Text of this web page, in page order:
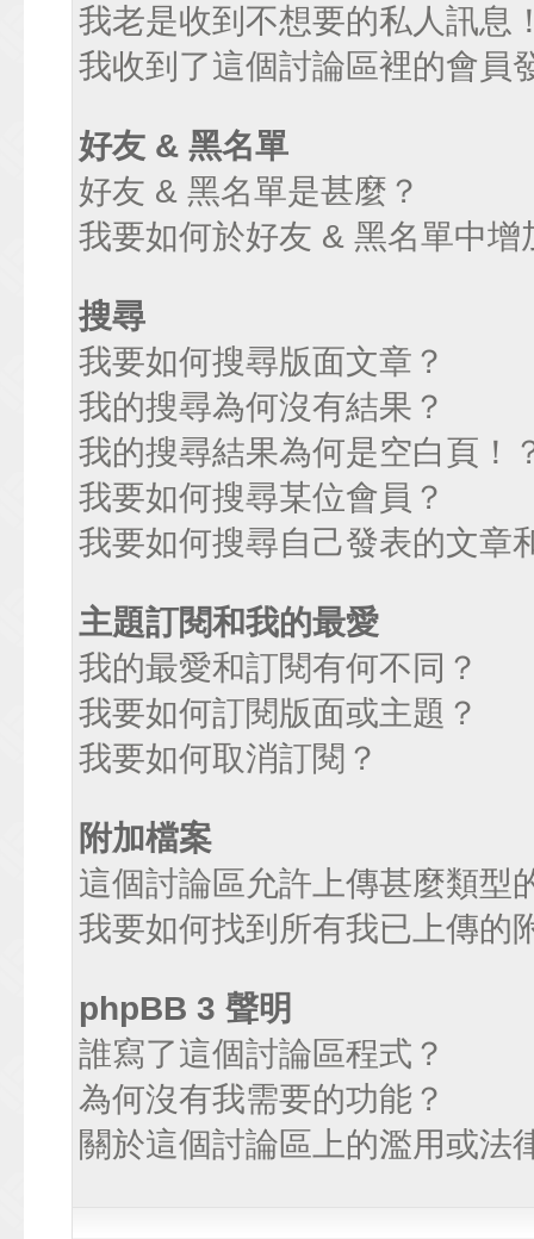
我老是收到不想要的私人訊息
我收到了這個討論區裡的會員
好友 & 黑名單
好友 & 黑名單是甚麼？
我要如何於好友 & 黑名單中增
搜尋
我要如何搜尋版面文章？
我的搜尋為何沒有結果？
我的搜尋結果為何是空白頁！
我要如何搜尋某位會員？
我要如何搜尋自己發表的文章
主題訂閱和我的最愛
我的最愛和訂閱有何不同？
我要如何訂閱版面或主題？
我要如何取消訂閱？
附加檔案
這個討論區允許上傳甚麼類型
我要如何找到所有我已上傳的
phpBB 3 聲明
誰寫了這個討論區程式？
為何沒有我需要的功能？
關於這個討論區上的濫用或法